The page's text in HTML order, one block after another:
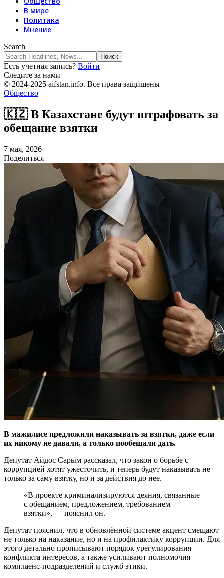
В мире
Политика
Мнение
Search
Есть учетная запись? Войти
Следите за нами
© 2024-2025 aifstan.info. Все права защищены
Общество
🇰🇿 В Казахстане будут штрафовать за
обещание взятки
7 мая, 2026
Поделиться
В мажилисе предложили наказывать за взятки, даже если
их никому не давали, а только пообещали дать.
Депутат Айдос Сарым рассказал, что закон о борьбе с
коррупцией хотят ужесточить, и теперь будут наказывать не
только за саму взятку, но и за действия до нее.
«В проекте криминализируются деяния, связанные
с обещанием, предложением, требованием
взятки», — пояснил он.
Депутат пояснил, что в обновлённой системе акцент смещают
не только на наказание, но и на профилактику коррупции. Для
этого детально прописывают порядок урегулирования
конфликта интересов, а также усиливают полномочия
комплаенс‑подразделений и служб этики.